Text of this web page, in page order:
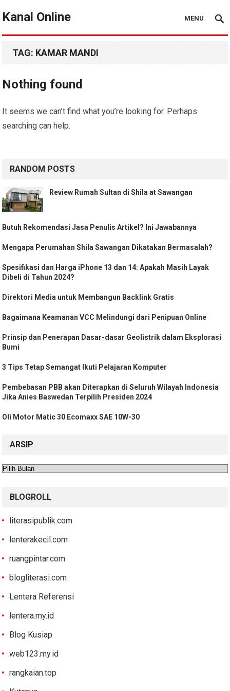
Kanal Online MENU
TAG: KAMAR MANDI
Nothing found
It seems we can’t find what you’re looking for. Perhaps
searching can help.
RANDOM POSTS
Review Rumah Sultan di Shila at Sawangan
Butuh Rekomendasi Jasa Penulis Artikel? Ini Jawabannya
Mengapa Perumahan Shila Sawangan Dikatakan Bermasalah?
Spesifikasi dan Harga iPhone 13 dan 14: Apakah Masih Layak
Dibeli di Tahun 2024?
Direktori Media untuk Membangun Backlink Gratis
Bagaimana Keamanan VCC Melindungi dari Penipuan Online
Prinsip dan Penerapan Dasar-dasar Geolistrik dalam Eksplorasi
Bumi
3 Tips Tetap Semangat Ikuti Pelajaran Komputer
Pembebasan PBB akan Diterapkan di Seluruh Wilayah Indonesia
Jika Anies Baswedan Terpilih Presiden 2024
Oli Motor Matic 30 Ecomaxx SAE 10W-30
ARSIP
Arsip
BLOGROLL
literasipublik.com
lenterakecil.com
ruangpintar.com
blogliterasi.com
Lentera Referensi
lentera.my.id
Blog Kusiap
web123.my.id
rangkaian.top